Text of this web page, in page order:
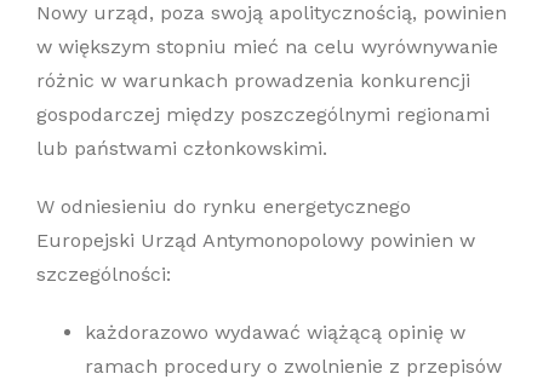
Nowy urząd, poza swoją apolitycznością, powinien
w większym stopniu mieć na celu wyrównywanie
różnic w warunkach prowadzenia konkurencji
gospodarczej między poszczególnymi regionami
lub państwami członkowskimi.
W odniesieniu do rynku energetycznego
Europejski Urząd Antymonopolowy powinien w
szczególności:
każdorazowo wydawać wiążącą opinię w
ramach procedury o zwolnienie z przepisów